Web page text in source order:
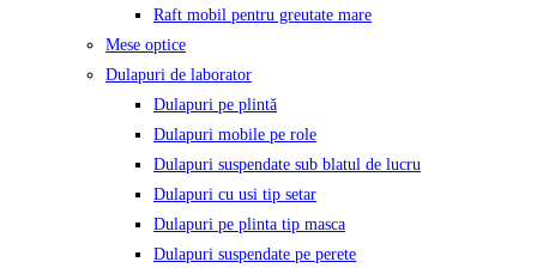
Raft mobil pentru greutate mare
Mese optice
Dulapuri de laborator
Dulapuri pe plintă
Dulapuri mobile pe role
Dulapuri suspendate sub blatul de lucru
Dulapuri cu usi tip setar
Dulapuri pe plinta tip masca
Dulapuri suspendate pe perete